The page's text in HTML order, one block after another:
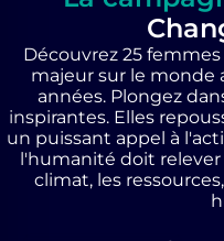
Découvrez 25
majeur sur le monde
années. Plongez
inspirantes. Elles
un puissant appel à
l'humanité doit
climat, les